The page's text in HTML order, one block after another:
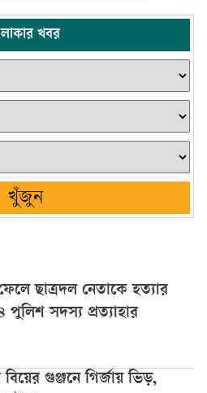
খবর
খুঁজুন
ছাত্রদল নেতাকে হত্যার
সদস্য প্রত্যাহার
গুঞ্জনে গির্জায় ভিড়,